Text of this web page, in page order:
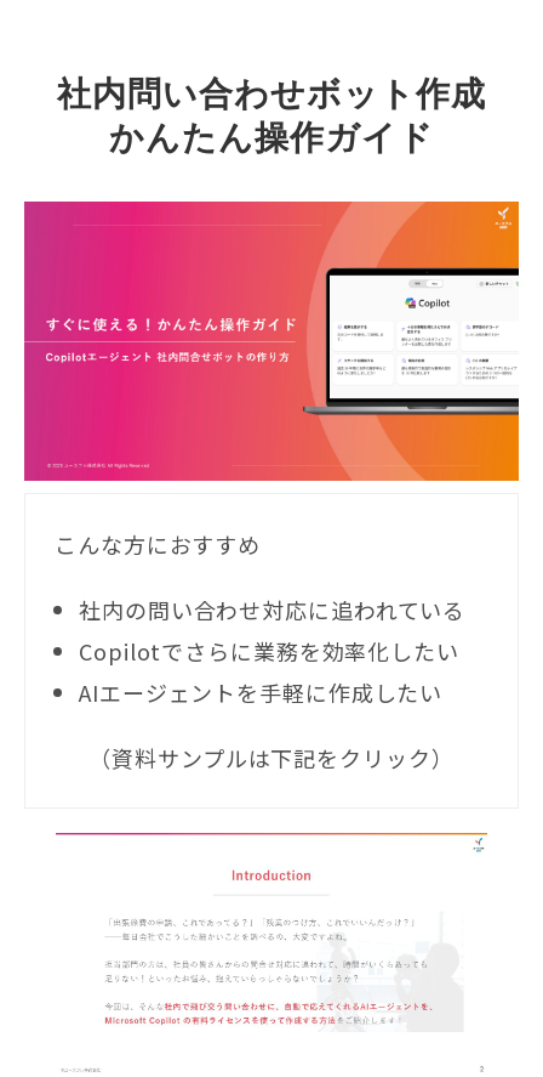
社内問い合わせボット作成
かんたん操作ガイド
こんな方におすすめ
社内の問い合わせ対応に追われている
Copilotでさらに業務を効率化したい
AIエージェントを手軽に作成したい
（資料サンプルは下記をクリック）